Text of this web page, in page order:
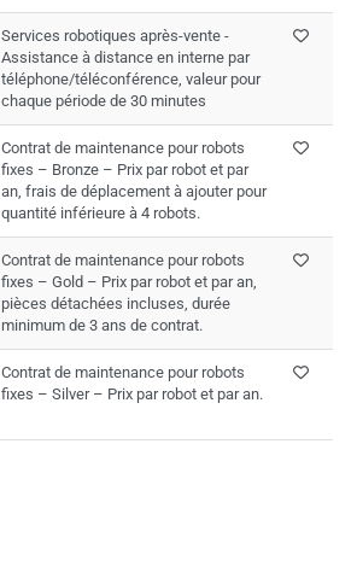
Services robotiques après-vente -
Assistance à distance en interne par
téléphone/téléconférence, valeur pour
chaque période de 30 minutes
Contrat de maintenance pour robots
fixes – Bronze – Prix par robot et par
an, frais de déplacement à ajouter pour
quantité inférieure à 4 robots.
Contrat de maintenance pour robots
fixes – Gold – Prix par robot et par an,
pièces détachées incluses, durée
minimum de 3 ans de contrat.
Contrat de maintenance pour robots
fixes – Silver – Prix par robot et par an.